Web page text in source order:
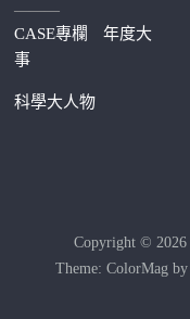
———
CASE專欄
年度大
事
科學大人物
Copyright © 2026
Theme: ColorMag by